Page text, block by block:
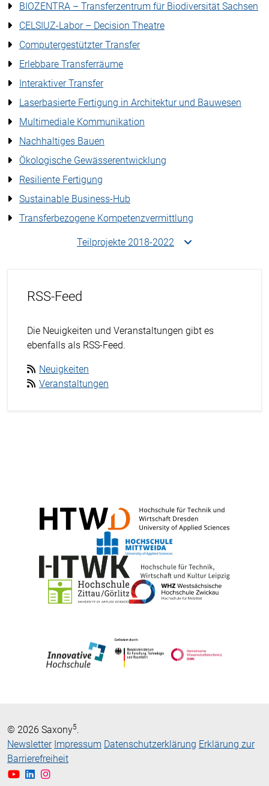
BIOZENTRA – Transferzentrum für Biodiversität Sachsen
CELSIUZ-Labor – Decision Theatre
Computergestützter Transfer
Erlebbare Transferräume
Interaktiver Transfer
Laserbasierte Fertigung in Architektur und Bauwesen
Multimediale Kommunikation
Nachhaltiges Bauen
Ökologische Gewässerentwicklung
Resiliente Fertigung
Sustainable Business-Hub
Transferbezogene Kompetenzvermittlung
Teilprojekte 2018-2022
RSS-Feed
Die Neuigkeiten und Veranstaltungen gibt es
ebenfalls als RSS-Feed.
Neuigkeiten
Veranstaltungen
© 2026 Saxony5.
Newsletter Impressum Datenschutzerklärung Erklärung zur
Barrierefreiheit